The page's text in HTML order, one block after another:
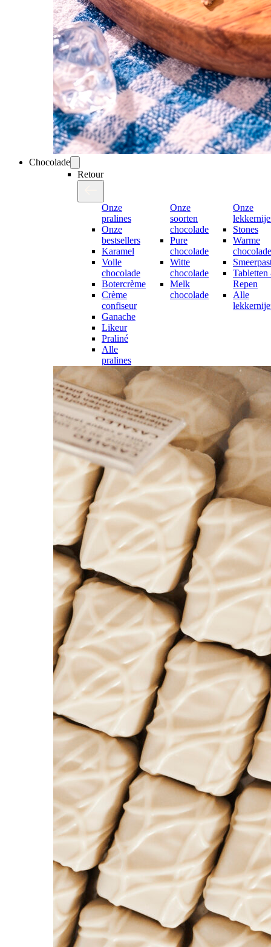
Chocolade
Retour
Onze
pralines
Onze
bestsellers
Karamel
Volle
chocolade
Botercrème
Crème
confiseur
Ganache
Likeur
Praliné
Alle
pralines
Onze
soorten
chocolade
Pure
chocolade
Witte
chocolade
Melk
chocolade
Onze
Stones
Warme
Repen
Alle